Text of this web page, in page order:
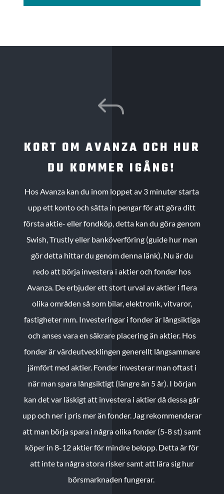
J
KORT OM AVANZA OCH HUR
DU KOMMER IGÅNG!
Hos Avanza kan du inom loppet av 3 minuter starta
upp ett konto och sätta in pengar för att göra ditt
första aktie- eller fondköp, detta kan du göra genom
Swish, Trustly eller banköverföring (guide hur man
gör detta hittar du genom denna länk). Nu är du
redo att börja investera i aktier och fonder hos
Avanza. De erbjuder ett stort urval av aktier i flera
olika områden så som bilar, elektronik, vitvaror,
fastigheter mm. Investeringar i fonder är långsiktiga
och anses vara en säkrare placering än aktier. Hos
fonder är värdeutvecklingen generellt långsammare
jämfört med aktier. Fonder investerar man oftast i
när man spara långsiktigt (längre än 5 år). I början
kan det var läskigt att investera i aktier då dessa går
upp och ner i pris mer än fonder. Jag rekommenderar
att man börja spara i några olika fonder (5-8 st) samt
köper in 8-12 aktier för mindre belopp. Detta är för
att inte ta några stora risker samt att lära sig hur
börsmarknaden fungerar.